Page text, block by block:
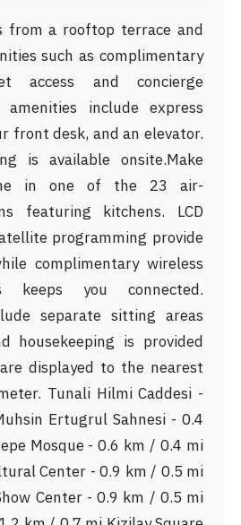
from a rooftop terrace and
such as complimentary
access and concierge
amenities include express
front desk, and an elevator.
is available onsite.Make
in one of the 23 air-
featuring kitchens. LCD
programming provide
complimentary wireless
keeps you connected.
separate sitting areas
housekeeping is provided
displayed to the nearest
Tunali Hilmi Caddesi -
Ertugrul Sahnesi - 0.4
Mosque - 0.6 km / 0.4 mi
Center - 0.9 km / 0.5 mi
Center - 0.9 km / 0.5 mi